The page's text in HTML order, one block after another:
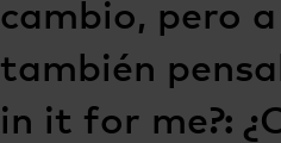
cambio, pero
también
in it for me?: